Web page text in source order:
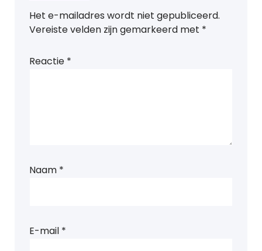
Het e-mailadres wordt niet gepubliceerd.
Vereiste velden zijn gemarkeerd met *
Reactie *
Naam *
E-mail *